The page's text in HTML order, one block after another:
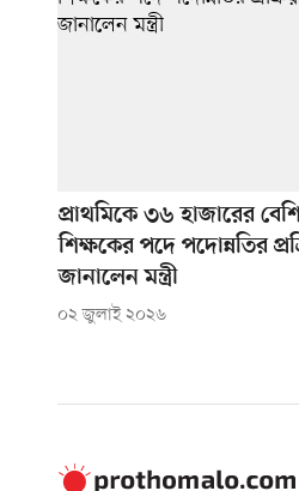
প্রাথমিকে ৩৬ হাজারের
শিক্ষকের পদে পদোন্নতির
জানালেন মন্ত্রী
০২ জুলাই ২০২৬